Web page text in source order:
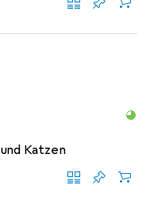
Katzen